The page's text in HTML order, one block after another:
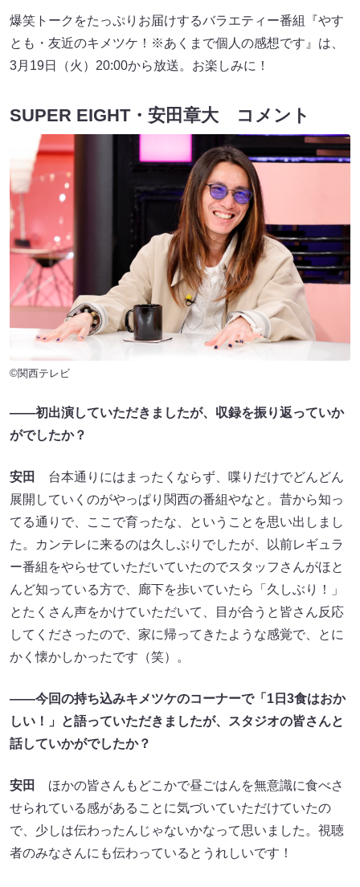
爆笑トークをたっぷりお届けするバラエティー番組『やす
とも・友近のキメツケ！※あくまで個人の感想です』は、
3月19日（火）20:00から放送。お楽しみに！
SUPER EIGHT・安田章大 コメント
©関西テレビ
――初出演していただきましたが、収録を振り返っていか
がでしたか？
安田
台本通りにはまったくならず、喋りだけでどんどん
展開していくのがやっぱり関西の番組やなと。昔から知っ
てる通りで、ここで育ったな、ということを思い出しまし
た。カンテレに来るのは久しぶりでしたが、以前レギュラ
ー番組をやらせていただいていたのでスタッフさんがほと
んど知っている方で、廊下を歩いていたら「久しぶり！」
とたくさん声をかけていただいて、目が合うと皆さん反応
してくださったので、家に帰ってきたような感覚で、とに
かく懐かしかったです（笑）。
――今回の持ち込みキメツケのコーナーで「1日3食はおか
しい！」と語っていただきましたが、スタジオの皆さんと
話していかがでしたか？
安田
ほかの皆さんもどこかで昼ごはんを無意識に食べさ
せられている感があることに気づいていただけていたの
で、少しは伝わったんじゃないかなって思いました。視聴
者のみなさんにも伝わっているとうれしいです！